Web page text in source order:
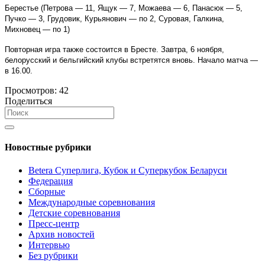
Берестье (Петрова — 11, Ящук — 7, Можаева — 6, Панасюк — 5,
Пучко — 3, Грудовик, Курьянович — по 2, Суровая, Галкина,
Михновец — по 1)
Повторная игра также состоится в Бресте. Завтра, 6 ноября,
белорусский и бельгийский клубы встретятся вновь. Начало матча —
в 16.00.
Просмотров: 42
Поделиться
Новостные рубрики
Betera Суперлига, Кубок и Суперкубок Беларуси
Федерация
Сборные
Международные соревнования
Детские соревнования
Пресс-центр
Архив новостей
Интервью
Без рубрики